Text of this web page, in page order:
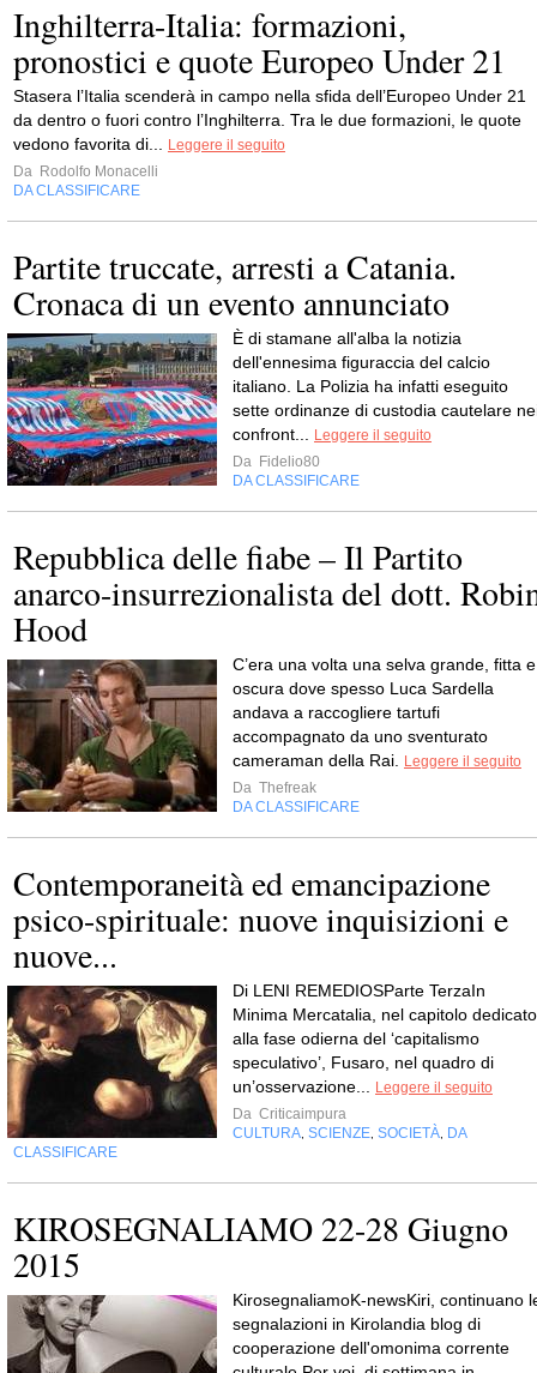
Inghilterra-Italia: formazioni,
pronostici e quote Europeo Under 21
Stasera l’Italia scenderà in campo nella sfida dell’Europeo Under 21
da dentro o fuori contro l’Inghilterra. Tra le due formazioni, le quote
vedono favorita di... Leggere il seguito
Da Rodolfo Monacelli
DA CLASSIFICARE
Partite truccate, arresti a Catania.
Cronaca di un evento annunciato
È di stamane all'alba la notizia
dell'ennesima figuraccia del calcio
italiano. La Polizia ha infatti eseguito
sette ordinanze di custodia cautelare
confront... Leggere il seguito
Da Fidelio80
DA CLASSIFICARE
Repubblica delle fiabe – Il Partito
anarco-insurrezionalista del dott.
Hood
C’era una volta una selva grande, fitta e
oscura dove spesso Luca Sardella
andava a raccogliere tartufi
accompagnato da uno sventurato
cameraman della Rai. Leggere il seguito
Da Thefreak
DA CLASSIFICARE
Contemporaneità ed emancipazione
psico-spirituale: nuove inquisizioni e
nuove...
Di LENI REMEDIOSParte TerzaIn
Minima Mercatalia, nel capitolo dedicato
alla fase odierna del ‘capitalismo
speculativo’, Fusaro, nel quadro di
un’osservazione... Leggere il seguito
Da Criticaimpura
CULTURA, SCIENZE, SOCIETÀ, DA
CLASSIFICARE
KIROSEGNALIAMO 22-28 Giugno
2015
KirosegnaliamoK-newsKiri, continuano
segnalazioni in Kirolandia blog di
cooperazione dell'omonima corrente